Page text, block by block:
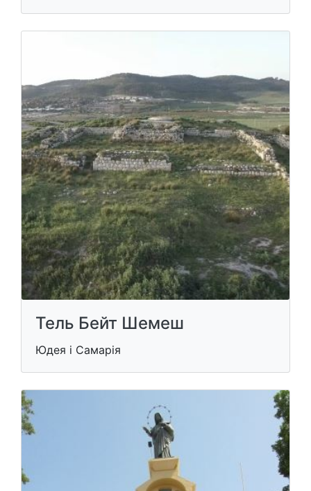
Тель Бейт Шемеш
Юдея і Самарія